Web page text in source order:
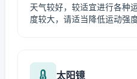
天气较好，较适宜进行各种
度较大，请适当降低运动强
太阳镜